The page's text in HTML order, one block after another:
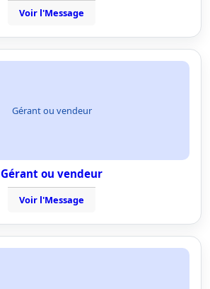
Voir l'Message
Gérant ou vendeur
Gérant ou vendeur
Voir l'Message